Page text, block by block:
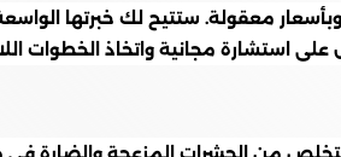
معقولة. ستتيح لك خبرتها
استشارة مجانية واتخاذ الخطوات
من الحشرات المزعجة والضارة في